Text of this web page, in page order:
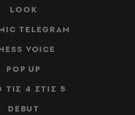
LOOK
TELEGRAM
VOICE
POP UP
ΤΙΣ 4 ΣΤΙΣ 5
DEBUT